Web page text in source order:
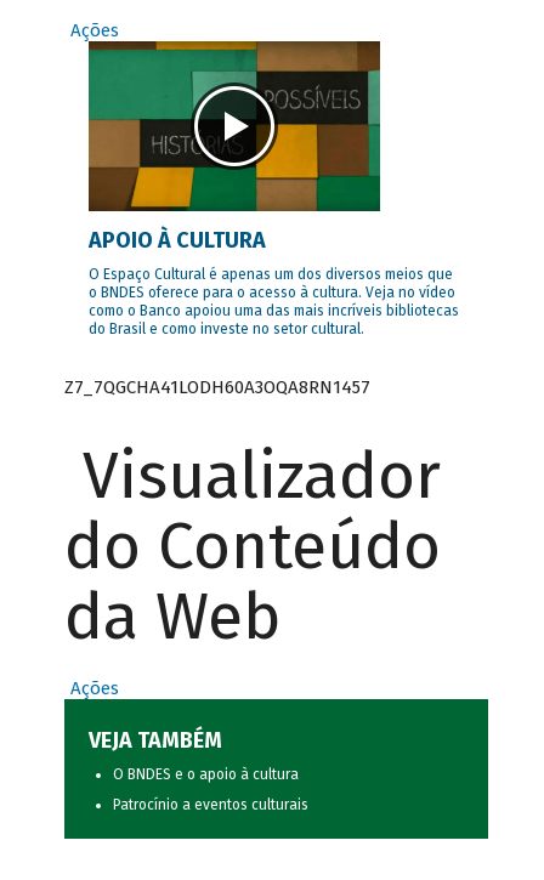
Ações
APOIO À CULTURA
O Espaço Cultural é apenas um dos diversos meios que
o BNDES oferece para o acesso à cultura. Veja no vídeo
como o Banco apoiou uma das mais incríveis bibliotecas
do Brasil e como investe no setor cultural.
Z7_7QGCHA41LODH60A3OQA8RN1457
Visualizador
do Conteúdo
da Web
Ações
VEJA TAMBÉM
O BNDES e o apoio à cultura
Patrocínio a eventos culturais